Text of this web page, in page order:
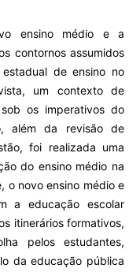
ensino médio e a
contornos assumidos
de ensino no
um contexto de
os imperativos do
além da revisão de
foi realizada uma
do ensino médio na
o novo ensino médio e
a educação escolar
itinerários formativos,
pelos estudantes,
da educação pública